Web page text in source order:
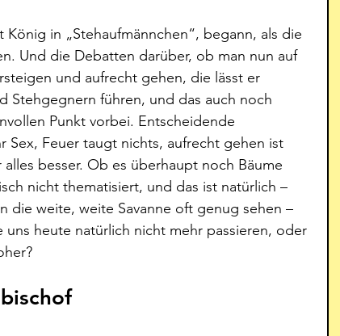
in „Stehaufmännchen“, begann, als die
Und die Debatten darüber, ob man nun auf
und aufrecht gehen, die lässt er
Stehgegnern führen, und das auch noch
Punkt vorbei. Entscheidende
Sex, Feuer taugt nichts, aufrecht gehen ist
besser. Ob es überhaupt noch Bäume
nicht thematisiert, und das ist natürlich –
die weite, weite Savanne oft genug sehen –
heute natürlich nicht mehr passieren, oder